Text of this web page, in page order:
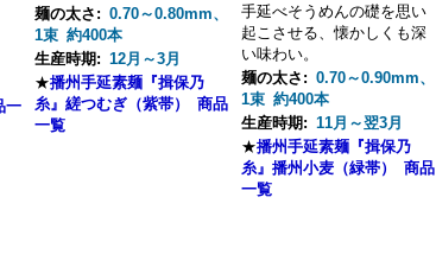
一
麺の太さ: 0.70～0.80mm、
1束 約400本
生産時期: 12月～3月
★播州手延素麺『揖保乃
糸』縒つむぎ（紫帯） 商品
一覧
手延べそうめんの礎を思い
起こさせる、懐かしくも深
い味わい。
麺の太さ: 0.70～0.90mm、
1束 約400本
生産時期: 11月～翌3月
★播州手延素麺『揖保乃
糸』播州小麦（緑帯） 商品
一覧